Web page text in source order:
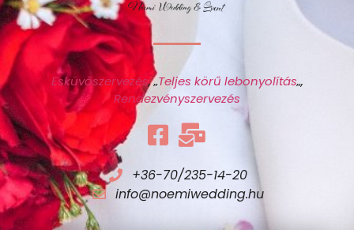
Esküvőszervezés, „Teljes körű lebonyolítás„,
Rendezvényszervezés
+36-70/235-14-20
info@noemiwedding.hu